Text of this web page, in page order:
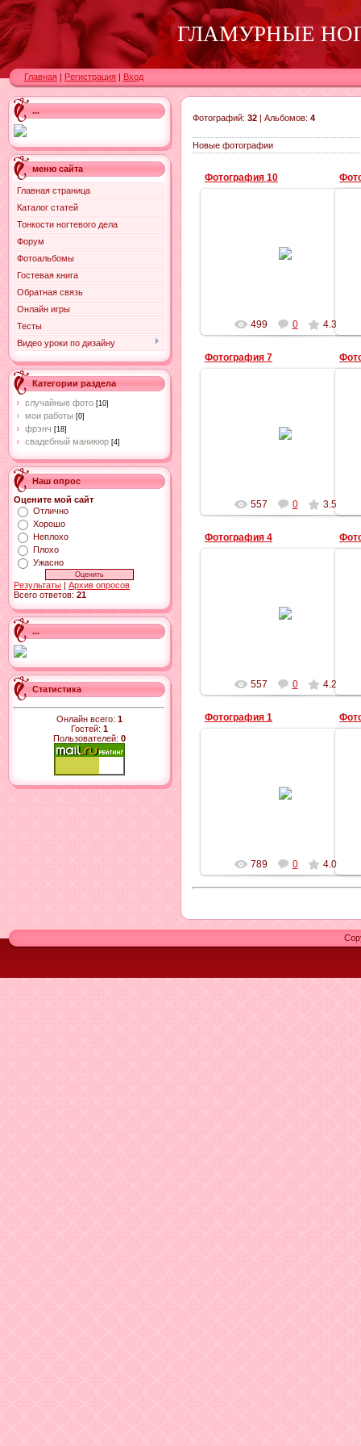
ГЛАМУРНЫЕ
Главная | Регистрация | Вход
...
меню сайта
Главная страница
Каталог статей
Тонкости ногтевого дела
Форум
Фотоальбомы
Гостевая книга
Обратная связь
Онлайн игры
Тесты
Видео уроки по дизайну
Категории раздела
случайные фото [10]
мои работы [0]
фрэнч [18]
свадебный маникюр [4]
Наш опрос
Оцените мой сайт
Отлично
Хорошо
Неплохо
Плохо
Ужасно
Результаты | Архив опросов
Всего ответов: 21
...
Статистика
Онлайн всего: 1
Гостей: 1
Пользователей: 0
Фотографий: 32 | Альбомов: 4
Новые фотографии
Фотография 10
499 0 4.3
Фотография 7
557 0 3.5
Фотография 4
557 0 4.2
Фотография 1
789 0 4.0